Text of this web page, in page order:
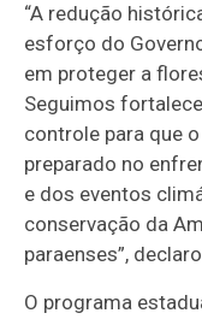
“A redução
esforço do
em proteger a
Seguimos
controle para que
preparado no
e dos eventos
conservação da
paraenses”,
O programa